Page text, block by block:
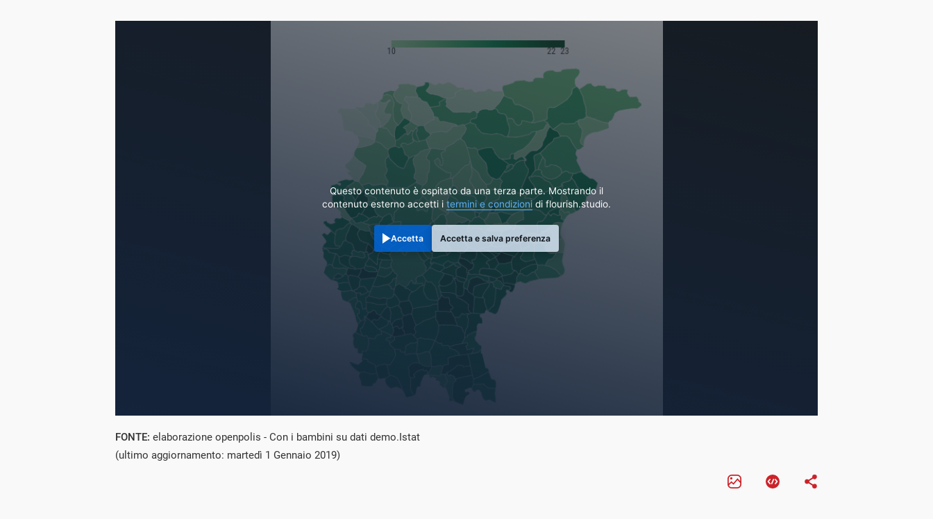
Questo contenuto è ospitato da una terza parte. Mostrando il
contenuto esterno accetti i termini e condizioni di flourish.studio.
Accetta Accetta e salva preferenza
FONTE: elaborazione openpolis - Con i bambini su dati demo.Istat
(ultimo aggiornamento: martedì 1 Gennaio 2019)